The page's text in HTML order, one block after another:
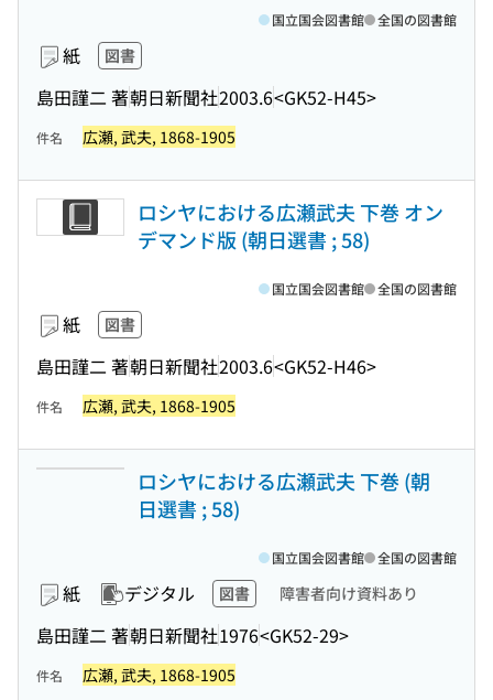
紙 図書
島田謹二 著朝日新聞社2003.6<GK52-H45>
国立国会図書館 全国の図書館
件名 広瀬, 武夫, 1868-1905
ロシヤにおける広瀬武夫 下巻 オン
デマンド版 (朝日選書 ; 58)
紙 図書
島田謹二 著朝日新聞社2003.6<GK52-H46>
国立国会図書館 全国の図書館
件名 広瀬, 武夫, 1868-1905
ロシヤにおける広瀬武夫 下巻 (朝
日選書 ; 58)
紙 デジタル 図書 障害者向け資料あり
島田謹二 著朝日新聞社1976<GK52-29>
国立国会図書館 全国の図書館
件名 広瀬, 武夫, 1868-1905